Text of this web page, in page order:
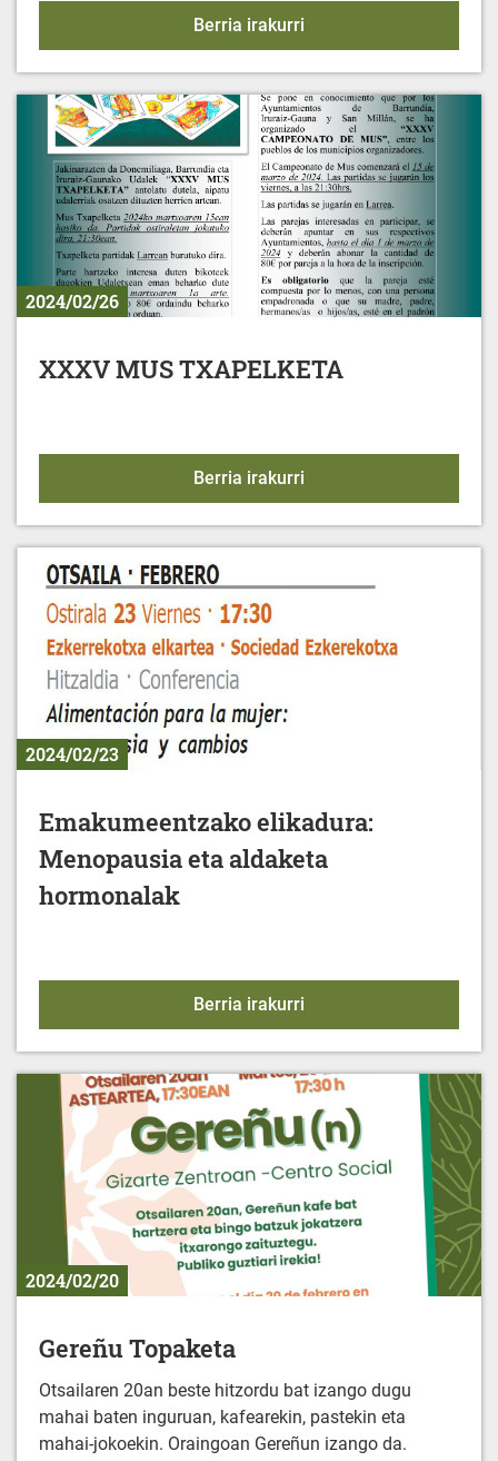
Berria irakurri
2024/02/26
XXXV MUS TXAPELKETA
Berria irakurri
2024/02/23
Emakumeentzako elikadura:
Menopausia eta aldaketa
hormonalak
Berria irakurri
2024/02/20
Gereñu Topaketa
Otsailaren 20an beste hitzordu bat izango dugu
mahai baten inguruan, kafearekin, pastekin eta
mahai-jokoekin. Oraingoan Gereñun izango da.